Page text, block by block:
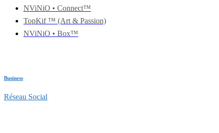
NViNiO • Connect™
TopKif ™ (Art & Passion)
NViNiO • Box™
Business
Réseau Social